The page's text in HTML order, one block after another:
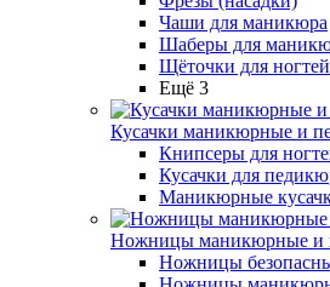
Чаши для маникюра
Шаберы для
Щёточки для ногтей
Ещё 3
Кусачки маникюрные и
Книпсеры для
Кусачки для
Маникюрные
Ножницы маникюрные и
Ножницы